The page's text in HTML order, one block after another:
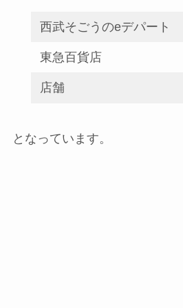
西武そごうのeデパート
東急百貨店
店舗
となっています。